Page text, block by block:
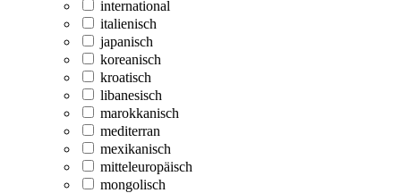
international
italienisch
japanisch
koreanisch
kroatisch
libanesisch
marokkanisch
mediterran
mexikanisch
mitteleuropäisch
mongolisch